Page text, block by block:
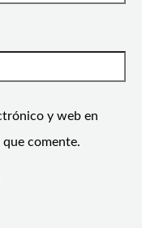
y web en
comente.